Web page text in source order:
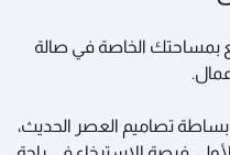
بمساحتك الخاصة في صالة
وبساطة تصاميم العصر الحديث،